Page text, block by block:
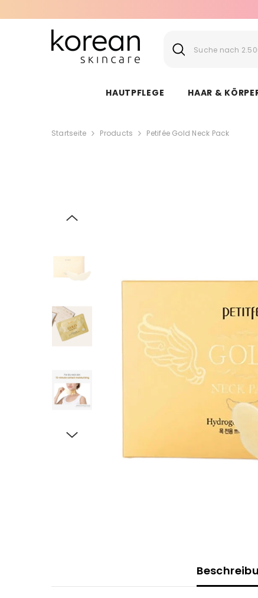
HAUTPFLEGE HAAR &
Startseite Products Petifée Gold Neck Pack